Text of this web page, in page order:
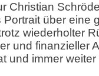
Christian
über eine
wiederholter
und finanzieller
und immer weiter